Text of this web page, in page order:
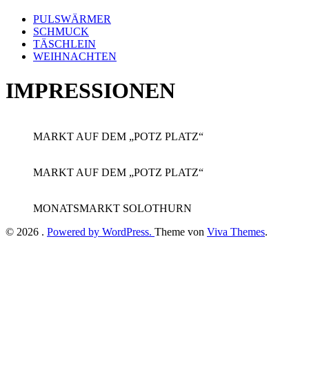
PULSWÄRMER
SCHMUCK
TÄSCHLEIN
WEIHNACHTEN
IMPRESSIONEN
MARKT AUF DEM „POTZ PLATZ“
MARKT AUF DEM „POTZ PLATZ“
MONATSMARKT SOLOTHURN
© 2026 . Powered by WordPress. Theme von Viva Themes.